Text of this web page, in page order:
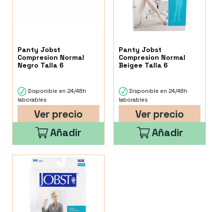
Panty Jobst
Compresion Normal
Negro Talla 6
Disponible en 24/48h
laborables
Ver precio
Añadir
Panty Jobst
Compresion Normal
Beigee Talla 6
Disponible en 24/48h
laborables
Ver precio
Añadir